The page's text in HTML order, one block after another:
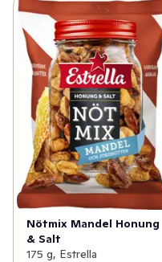
Nötmix Mandel Honung
& Salt
175 g, Estrella